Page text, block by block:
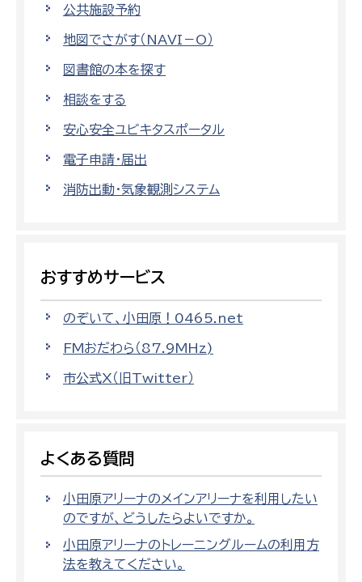
公共施設予約
地図でさがす（NAVI－O）
図書館の本を探す
相談をする
安心安全ユビキタスポータル
電子申請・届出
消防出動・気象観測システム
おすすめサービス
のぞいて、小田原！0465.net
FMおだわら（87.9MHz)
市公式X（旧Twitter）
よくある質問
小田原アリーナのメインアリーナを利用したい
のですが、どうしたらよいですか。
小田原アリーナのトレーニングルームの利用方
法を教えてください。